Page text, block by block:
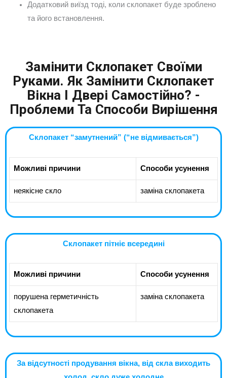
Додатковий виїзд тоді, коли склопакет буде зроблено
та його встановлення.
Замінити Склопакет Своїми
Руками. Як Замінити Склопакет
Вікна І Двері Самостійно? -
Проблеми Та Способи Вирішення
Склопакет “замутнений” (“не відмивається”)
Можливі причини Способи усунення
неякісне скло заміна склопакета
Склопакет пітніє всередині
Можливі причини Способи усунення
порушена герметичність
склопакета
заміна склопакета
За відсутності продування вікна, від скла виходить